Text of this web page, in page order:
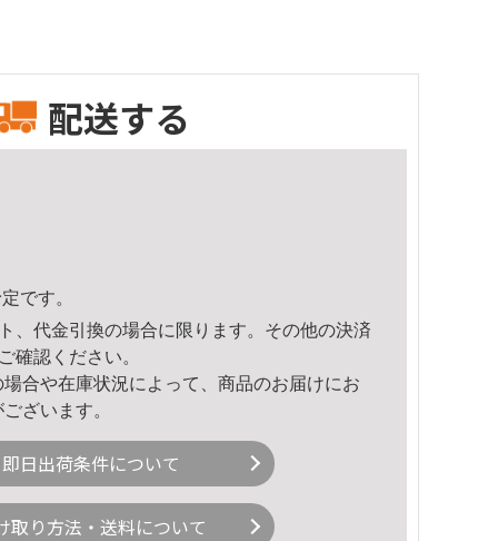
配送する
です。
、代金引換の場合に限ります。その他の決済
確認ください。
合や在庫状況によって、商品のお届けにお
ざいます。
即日出荷条件について
取り方法・送料について